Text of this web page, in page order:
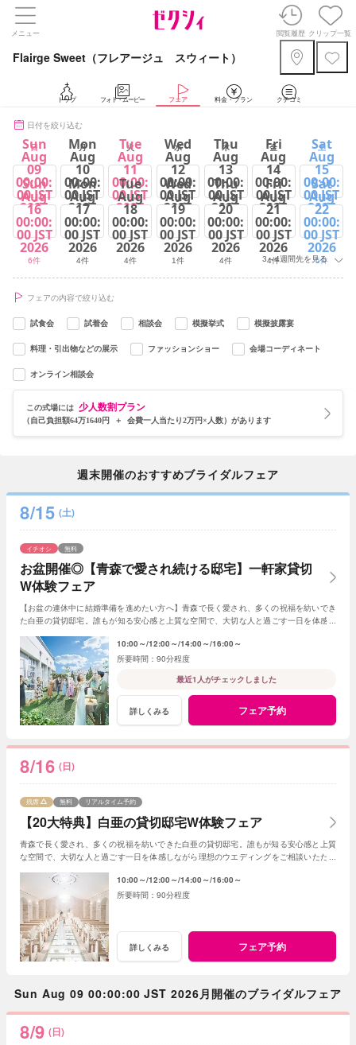
メニュー 閲覧履歴 クリップ一覧
Flairge Sweet（フレアージュ スウィート）
トップ フォト・ムービー フェア 料金・プラン クチコミ
日付を絞り込む
日 月 火 水 木 金 土
Sun
Aug
09
00:00:
00 JST
2026
6件
Mon
Aug
10
00:00:
00 JST
2026
4件
Tue
Aug
11
00:00:
00 JST
2026
5件
Wed
Aug
12
00:00:
00 JST
2026
1件
Thu
Aug
13
00:00:
00 JST
2026
4件
Fri
Aug
14
00:00:
00 JST
2026
4件
Sat
Aug
15
00:00:
00 JST
2026
5件
Sun
Aug
16
00:00:
00 JST
2026
6件
Mon
Aug
17
00:00:
00 JST
2026
4件
Tue
Aug
18
00:00:
00 JST
2026
4件
Wed
Aug
19
00:00:
00 JST
2026
1件
Thu
Aug
20
00:00:
00 JST
2026
4件
Fri
Aug
21
00:00:
00 JST
2026
4件
Sat
Aug
22
00:00:
00 JST
2026
5件
3～4週間先を見る
フェアの内容で絞り込む
試食会 試着会 相談会 模擬挙式 模擬披露宴
料理・引出物などの展示 ファッションショー 会場コーディネート
オンライン相談会
この式場には 少人数割プラン
（自己負担額64万1640円 ＋ 会費一人当たり2万円×人数）があります
週末開催のおすすめブライダルフェア
8/15 (土)
お盆開催◎【青森で愛され続ける邸宅】一軒家貸切
W体験フェア
イチオシ 無料
【お盆の連休中に結婚準備を進めたい方へ】青森で長く愛され、多くの祝福を紡いでき
た白亜の貸切邸宅。誰もが知る安心感と上質な空間で、大切な人と過ごす一日を体感し
10:00～ 12:00～ 14:00～ 16:00～
90分程度
最近1人がチェックしました
詳しくみる フェア予約
8/16 (日)
【20大特典】白亜の貸切邸宅W体験フェア
残席 無料 リアルタイム予約
青森で長く愛され、多くの祝福を紡いできた白亜の貸切邸宅。誰もが知る安心感と上質
な空間で、大切な人と過ごす一日を体感しながら理想のウエディングをご相談いただけ
10:00～ 12:00～ 14:00～ 16:00～
90分程度
詳しくみる フェア予約
Sun Aug 09 00:00:00 JST 2026月開催のブライダルフェア
8/9 (日)